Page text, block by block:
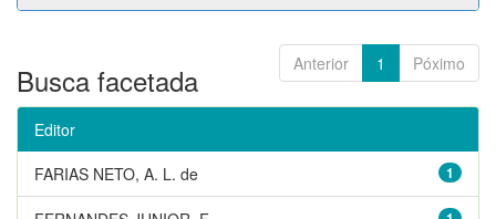
Anterior 1 Póximo
Busca facetada
Editor
1
FARIAS NETO, A. L. de